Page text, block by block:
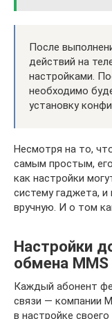
После
действий на
настройками.
необходимо
установку
Несмотря на то,
самым простым,
как настройки
систему гаджета,
вручную. И о том
Настройки
обмена
Каждый абонент
связи — компании
в настройке